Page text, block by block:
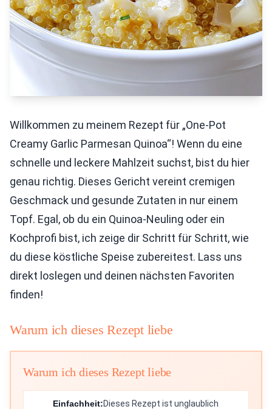
Willkommen zu meinem Rezept für „One-Pot
Creamy Garlic Parmesan Quinoa“! Wenn du eine
schnelle und leckere Mahlzeit suchst, bist du hier
genau richtig. Dieses Gericht vereint cremigen
Geschmack und gesunde Zutaten in nur einem
Topf. Egal, ob du ein Quinoa-Neuling oder ein
Kochprofi bist, ich zeige dir Schritt für Schritt, wie
du diese köstliche Speise zubereitest. Lass uns
direkt loslegen und deinen nächsten Favoriten
finden!
Warum ich dieses Rezept liebe
Warum ich dieses Rezept liebe
Einfachheit:Dieses Rezept ist unglaublich